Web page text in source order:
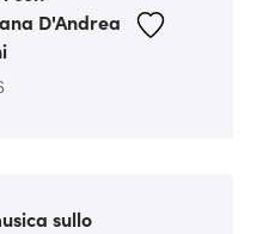
D'Andrea
sullo